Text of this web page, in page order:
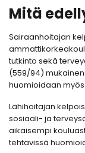
Mitä
Sairaanhoitajan
tutkinto sekä
(559/94)
huomioidaan
Lähihoitajan
sosiaali- ja
aikaisempi
tehtävissä